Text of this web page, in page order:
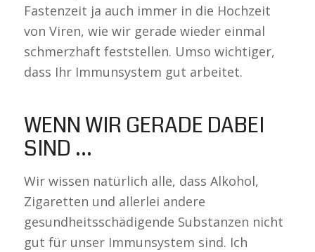
Fastenzeit ja auch immer in die Hochzeit
von Viren, wie wir gerade wieder einmal
schmerzhaft feststellen. Umso wichtiger,
dass Ihr Immunsystem gut arbeitet.
WENN WIR GERADE DABEI
SIND …
Wir wissen natürlich alle, dass Alkohol,
Zigaretten und allerlei andere
gesundheitsschädigende Substanzen nicht
gut für unser Immunsystem sind. Ich